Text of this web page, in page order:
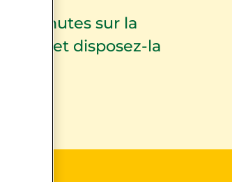
10 minutes sur la
et disposez-la